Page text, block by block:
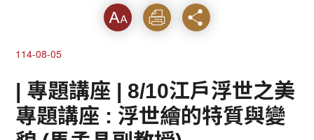
字級 列印 分享
114-08-05
| 專題講座 | 8/10江戶浮世之美
專題講座 : 浮世繪的特質與變